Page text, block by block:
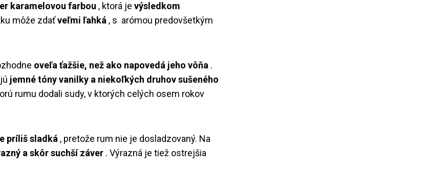
karamelovou farbou , ktorá je výsledkom
môže zdaťveľmi ľahká , s arómou predovšetkým
oveľa ťažšie, než ako napovedá jeho vôňa .
jemné tóny vanilky a niekoľkých druhov sušeného
rumu dodali sudy, v ktorých celých osem rokov
príliš sladká , pretože rum nie je dosladzovaný. Na
a skôr suchší záver . Výrazná je tiež ostrejšia